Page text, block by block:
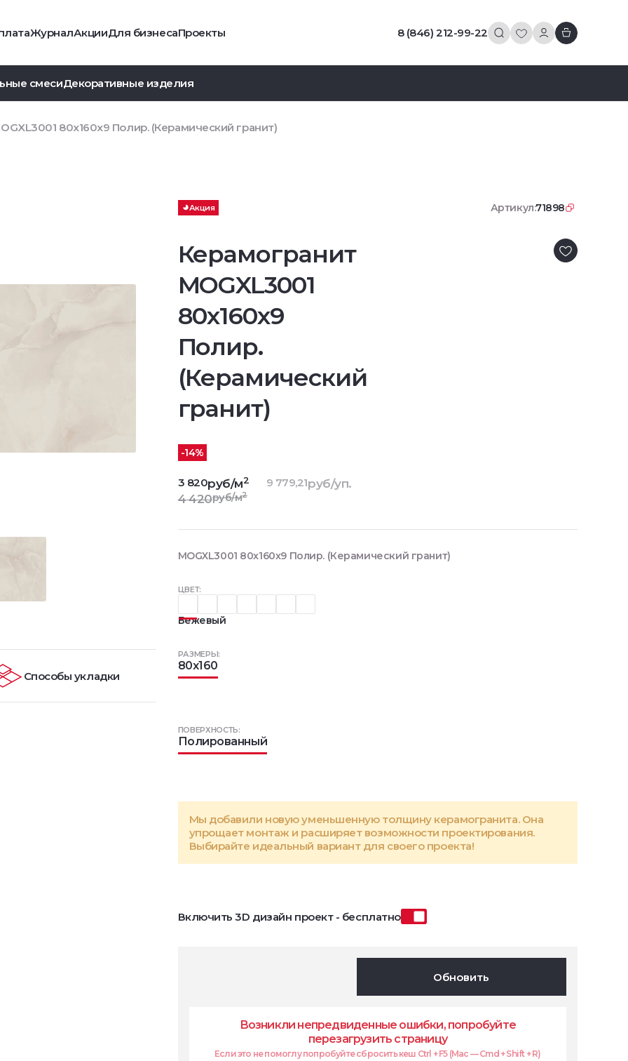
ЖурналАкцииДля бизнесаПроекты 8 (846) 212-99-22
смесиДекоративные изделия
80x160x9 Полир. (Керамический гранит)
Акция Артикул:71898
Керамогранит
MOGXL3001
80x160x9
Полир.
(Керамический
гранит)
ЦВЕТ:
Бежевый
РАЗМЕРЫ:
80x160
ПОВЕРХНОСТЬ:
Полированный
Мы добавили новую уменьшенную толщину керамогранита. Она
упрощает монтаж и расширяет возможности проектирования.
Выбирайте идеальный вариант для своего проекта!
Включить 3D дизайн проект - бесплатно
-14%
3 820руб/м2
4 420руб/м2
9 779,21руб/уп.
Обновить
Возникли непредвиденные ошибки, попробуйте
перезагрузить страницу
Если это не помоглу попробуйте сбросить кеш Ctrl + F5 (Mac — Cmd + Shift + R)
MOGXL3001 80x160x9 Полир. (Керамический гранит)
Способы укладки